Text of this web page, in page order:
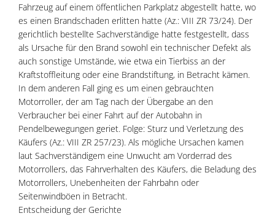
Fahrzeug auf einem öffentlichen Parkplatz abgestellt hatte, wo
es einen Brandschaden erlitten hatte (Az.: VIII ZR 73/24). Der
gerichtlich bestellte Sachverständige hatte festgestellt, dass
als Ursache für den Brand sowohl ein technischer Defekt als
auch sonstige Umstände, wie etwa ein Tierbiss an der
Kraftstoffleitung oder eine Brandstiftung, in Betracht kämen.
In dem anderen Fall ging es um einen gebrauchten
Motorroller, der am Tag nach der Übergabe an den
Verbraucher bei einer Fahrt auf der Autobahn in
Pendelbewegungen geriet. Folge: Sturz und Verletzung des
Käufers (Az.: VIII ZR 257/23). Als mögliche Ursachen kamen
laut Sachverständigem eine Unwucht am Vorderrad des
Motorrollers, das Fahrverhalten des Käufers, die Beladung des
Motorrollers, Unebenheiten der Fahrbahn oder
Seitenwindböen in Betracht.
Entscheidung der Gerichte